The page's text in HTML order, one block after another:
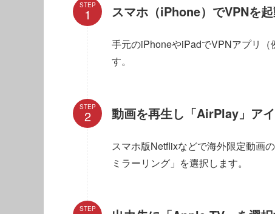
STEP スマホ（iPhone）でVPNを
手元のiPhoneやiPadでVPNアプリ（
す。
STEP 動画を再生し「AirPlay」ア
スマホ版Netflixなどで海外限定動画
ミラーリング」を選択します。
STEP